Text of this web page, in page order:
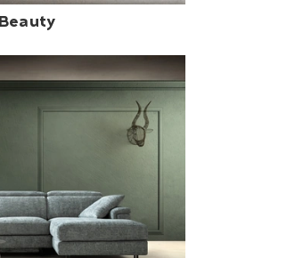
Beauty